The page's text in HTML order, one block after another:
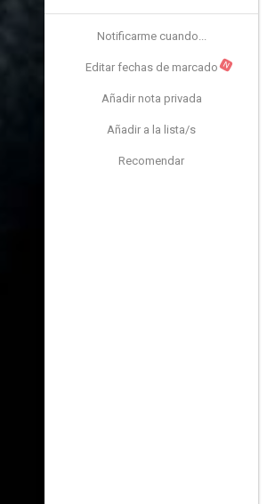
Notificarme cuando...
Editar fechas de marcado N
Añadir nota privada
Añadir a la lista/s
Recomendar